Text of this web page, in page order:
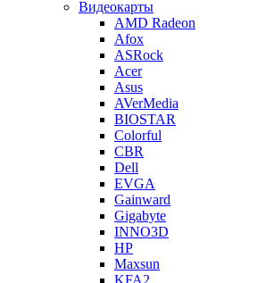
Видеокарты
AMD Radeon
Afox
ASRock
Acer
Asus
AVerMedia
BIOSTAR
Colorful
CBR
Dell
EVGA
Gainward
Gigabyte
INNO3D
HP
Maxsun